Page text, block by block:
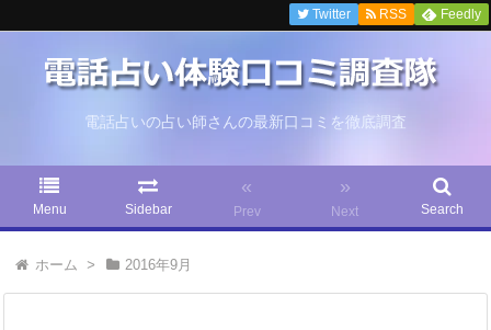
電話占いの占い師さんの最新口コミを徹底調査
Menu Sidebar
«
Prev
»
Next Search
Twitter RSS Feedly
ホーム > 2016年9月